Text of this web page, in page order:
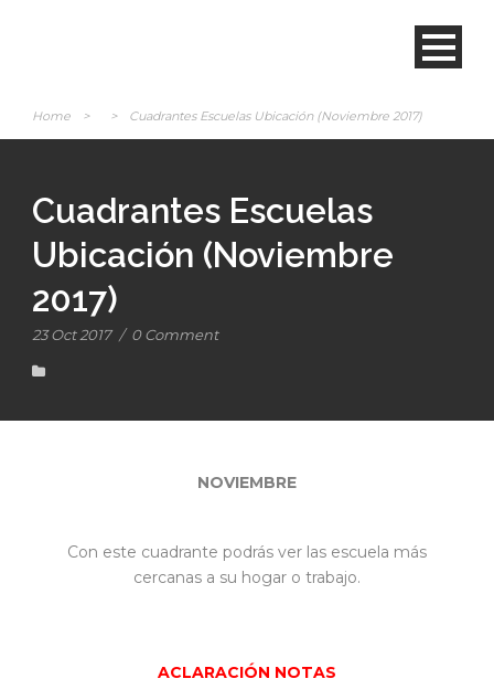
Home > > Cuadrantes Escuelas Ubicación (Noviembre 2017)
Cuadrantes Escuelas
Ubicación (Noviembre
2017)
23 Oct 2017 / 0 Comment
NOVIEMBRE
Con este cuadrante podrás ver las escuela más
cercanas a su hogar o trabajo.
ACLARACIÓN NOTAS